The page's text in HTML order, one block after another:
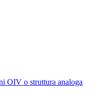
OIV o struttura analoga